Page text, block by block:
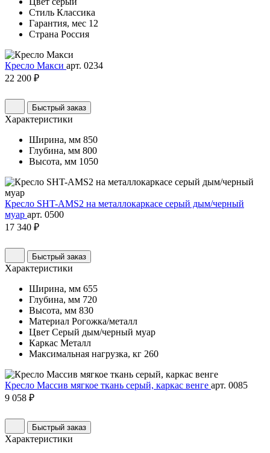
Стиль Классика
Гарантия, мес 12
Страна Россия
Кресло Макси арт. 0234
22 200 ₽
Быстрый заказ
Характеристики
Ширина, мм 850
Глубина, мм 800
Высота, мм 1050
Кресло SHT-AMS2 на металлокаркасе серый дым/черный
муар арт. 0500
17 340 ₽
Быстрый заказ
Характеристики
Ширина, мм 655
Глубина, мм 720
Высота, мм 830
Материал Рогожка/металл
Цвет Серый дым/черный муар
Каркас Металл
Максимальная нагрузка, кг 260
Кресло Массив мягкое ткань серый, каркас венге арт. 0085
9 058 ₽
Быстрый заказ
Характеристики